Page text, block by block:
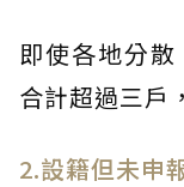
即使各地分
合計超過三戶
2.設籍但未申